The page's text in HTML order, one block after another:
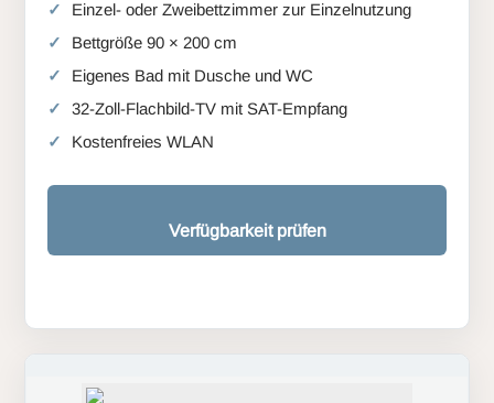
Einzel- oder Zweibettzimmer zur Einzelnutzung
Bettgröße 90 × 200 cm
Eigenes Bad mit Dusche und WC
32-Zoll-Flachbild-TV mit SAT-Empfang
Kostenfreies WLAN
Verfügbarkeit prüfen